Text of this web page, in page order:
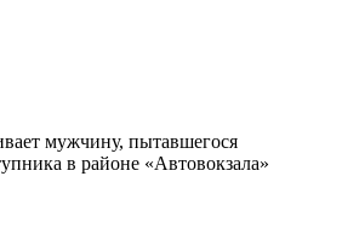
мужчину, пытавшегося
в районе «Автовокзала»